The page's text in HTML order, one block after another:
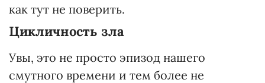
как тут не поверить.
Цикличность зла
Увы, это не просто эпизод нашего
смутного времени и тем более не